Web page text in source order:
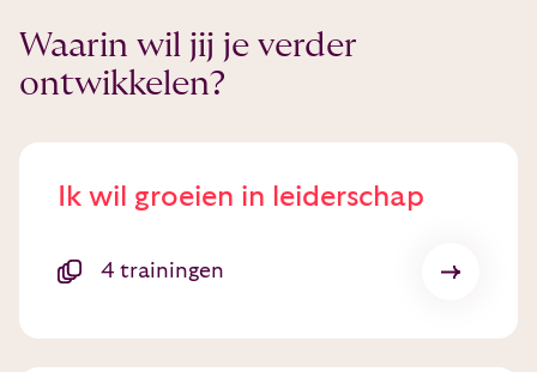
Waarin wil jij je verder
ontwikkelen?
Ik wil groeien in leiderschap
4 trainingen